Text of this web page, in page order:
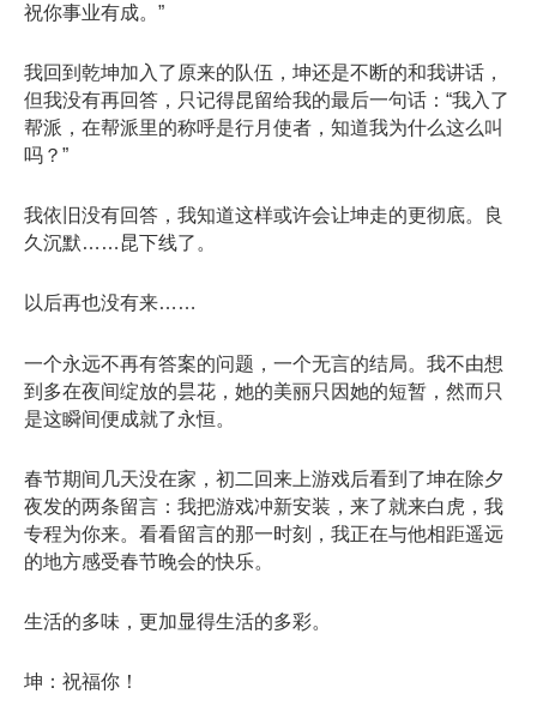
祝你事业有成。”
我回到乾坤加入了原来的队伍，坤还是不断的和我讲话，
但我没有再回答，只记得昆留给我的最后一句话：“我入了
帮派，在帮派里的称呼是行月使者，知道我为什么这么叫
吗？”
我依旧没有回答，我知道这样或许会让坤走的更彻底。良
久沉默……昆下线了。
以后再也没有来……
一个永远不再有答案的问题，一个无言的结局。我不由想
到多在夜间绽放的昙花，她的美丽只因她的短暂，然而只
是这瞬间便成就了永恒。
春节期间几天没在家，初二回来上游戏后看到了坤在除夕
夜发的两条留言：我把游戏冲新安装，来了就来白虎，我
专程为你来。看看留言的那一时刻，我正在与他相距遥远
的地方感受春节晚会的快乐。
生活的多味，更加显得生活的多彩。
坤：祝福你！